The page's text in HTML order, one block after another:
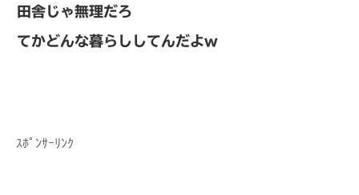
田舎じゃ無理だろ
てかどんな暮らししてんだよw
ｽﾎﾟﾝｻｰﾘﾝｸ